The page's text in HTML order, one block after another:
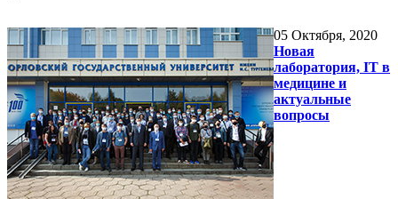
05 Октября, 2020
Новая
лаборатория, IT в
медицине и
актуальные
вопросы